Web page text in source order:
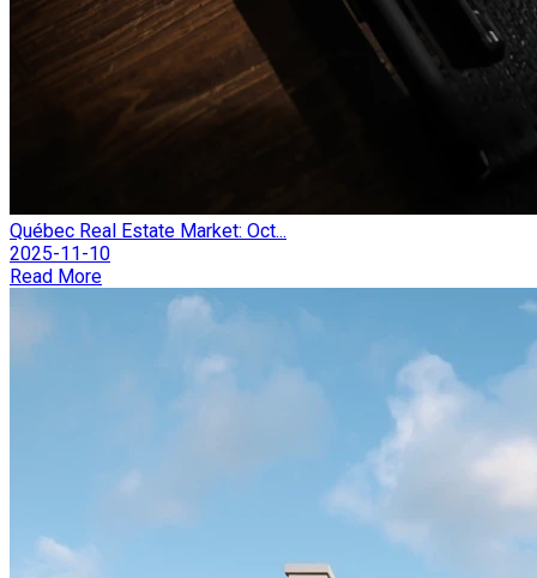
Québec Real Estate Market: Oct...
2025-11-10
Read More